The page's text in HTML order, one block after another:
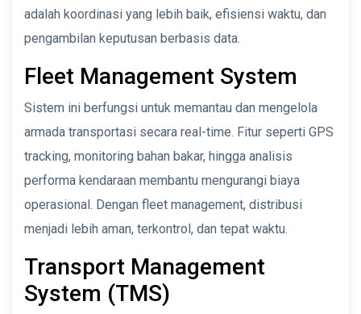
adalah koordinasi yang lebih baik, efisiensi waktu, dan
pengambilan keputusan berbasis data.
Fleet Management System
Sistem ini berfungsi untuk memantau dan mengelola
armada transportasi secara real-time. Fitur seperti GPS
tracking, monitoring bahan bakar, hingga analisis
performa kendaraan membantu mengurangi biaya
operasional. Dengan fleet management, distribusi
menjadi lebih aman, terkontrol, dan tepat waktu.
Transport Management
System (TMS)